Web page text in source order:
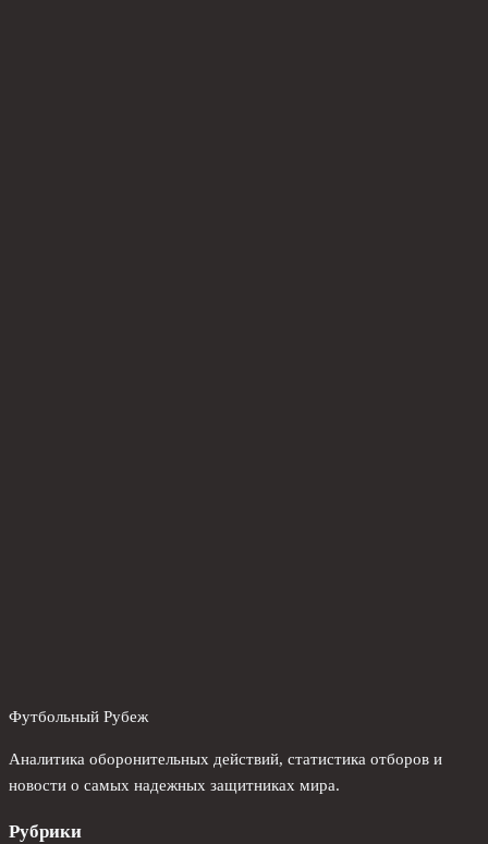
Футбольный Рубеж
Аналитика оборонительных действий, статистика отборов и
новости о самых надежных защитниках мира.
Рубрики